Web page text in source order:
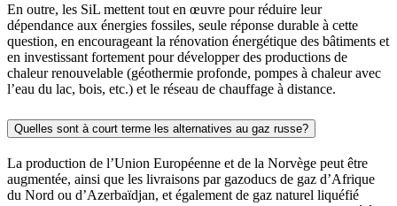
En outre, les SiL mettent tout en œuvre pour réduire leur
dépendance aux énergies fossiles, seule réponse durable à cette
question, en encourageant la rénovation énergétique des bâtiments et
en investissant fortement pour développer des productions de
chaleur renouvelable (géothermie profonde, pompes à chaleur avec
l’eau du lac, bois, etc.) et le réseau de chauffage à distance.
Quelles sont à court terme les alternatives au gaz russe?
La production de l’Union Européenne et de la Norvège peut être
augmentée, ainsi que les livraisons par gazoducs de gaz d’Afrique
du Nord ou d’Azerbaïdjan, et également de gaz naturel liquéfié